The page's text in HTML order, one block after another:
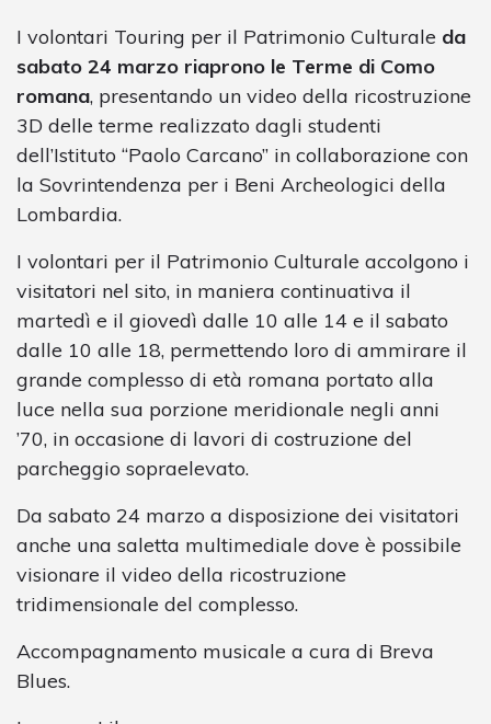
I volontari Touring per il Patrimonio Culturale da
sabato 24 marzo riaprono le Terme di Como
romana, presentando un video della ricostruzione
3D delle terme realizzato dagli studenti
dell’Istituto “Paolo Carcano” in collaborazione con
la Sovrintendenza per i Beni Archeologici della
Lombardia.
I volontari per il Patrimonio Culturale accolgono i
visitatori nel sito, in maniera continuativa il
martedì e il giovedì dalle 10 alle 14 e il sabato
dalle 10 alle 18, permettendo loro di ammirare il
grande complesso di età romana portato alla
luce nella sua porzione meridionale negli anni
’70, in occasione di lavori di costruzione del
parcheggio sopraelevato.
Da sabato 24 marzo a disposizione dei visitatori
anche una saletta multimediale dove è possibile
visionare il video della ricostruzione
tridimensionale del complesso.
Accompagnamento musicale a cura di Breva
Blues.